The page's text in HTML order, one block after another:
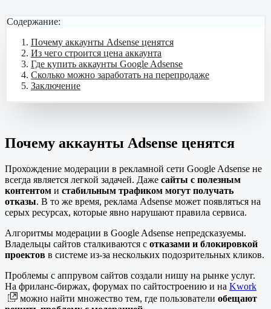
Содержание:
Почему аккаунты Adsense ценятся
Из чего строится цена аккаунта
Где купить аккаунты Google Adsense
Сколько можно заработать на перепродаже
Заключение
Почему аккаунты Adsense ценятся
Прохождение модерации в рекламной сети Google Adsense не
всегда является легкой задачей. Даже сайты с полезным
контентом и стабильным трафиком могут получать
отказы. В то же время, реклама Adsense может появляться на
серых ресурсах, которые явно нарушают правила сервиса.
Алгоритмы модерации в Google Adsense непредсказуемы.
Владельцы сайтов сталкиваются с отказами и блокировкой
проектов в системе из-за нескольких подозрительных кликов.
Проблемы с аппрувом сайтов создали нишу на рынке услуг.
На фриланс-биржах, форумах по сайтостроению и на Kwork
можно найти множество тем, где пользователи обещают